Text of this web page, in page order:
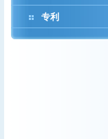
专利